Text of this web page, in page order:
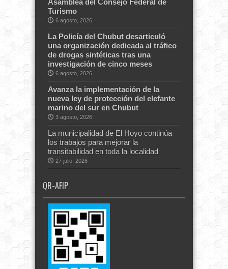
Asamblea del Consejo Federal de
Turismo
6 agosto, 2026
La Policía del Chubut desarticuló
una organización dedicada al tráfico
de drogas sintéticas tras una
investigación de cinco meses
6 agosto, 2026
Avanza la implementación de la
nueva ley de protección del elefante
marino del sur en Chubut
3 agosto, 2026
La municipalidad de El Hoyo continúa
los trabajos para mejorar la
transitabilidad en toda la localidad
27 julio, 2026
QR-AFIP